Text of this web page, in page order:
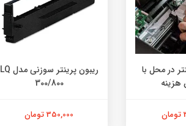
300/
ریبون پرینتر سوزنی میوا
مدل LQ2180
660,000 تومان